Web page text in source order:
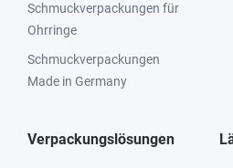
Schmuckverpackungen für
Ohrringe
Schmuckverpackungen
Made in Germany
Verpackungslösungen